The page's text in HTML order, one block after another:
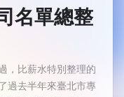
名單總整
，比薪水特別整理的
過去半年來臺北市專